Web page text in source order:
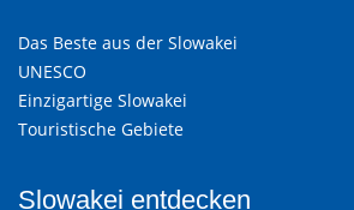
Das Beste aus der Slowakei
UNESCO
Einzigartige Slowakei
Touristische Gebiete
Slowakei entdecken